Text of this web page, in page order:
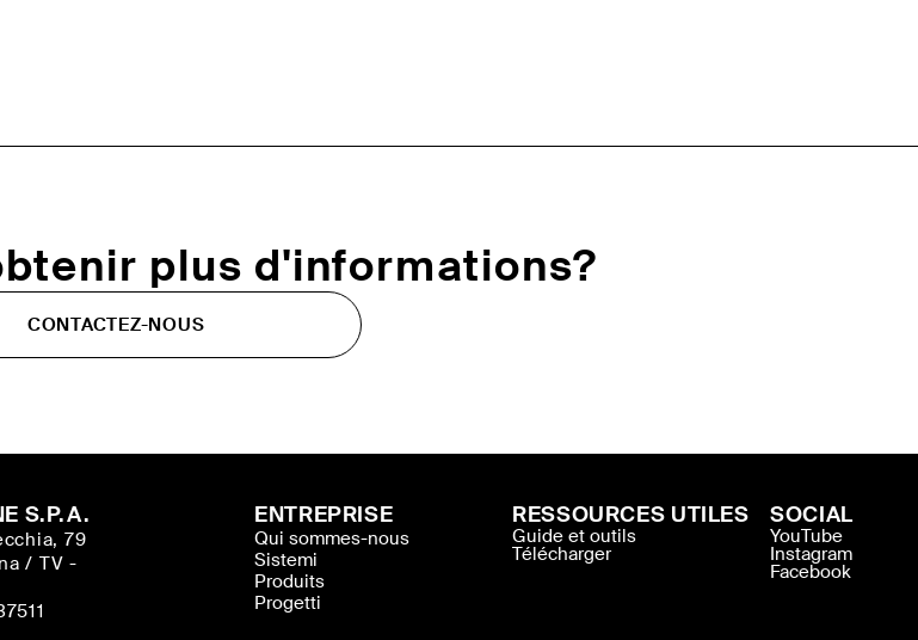
plus d'informations?
CONTACTEZ-NOUS
S.P.A.
79
/ TV -
ENTREPRISE
Qui sommes-nous
Sistemi
Produits
Progetti
RESSOURCES UTILES
Guide et outils
Télécharger
SOCIAL
YouTube
Instagram
Facebook